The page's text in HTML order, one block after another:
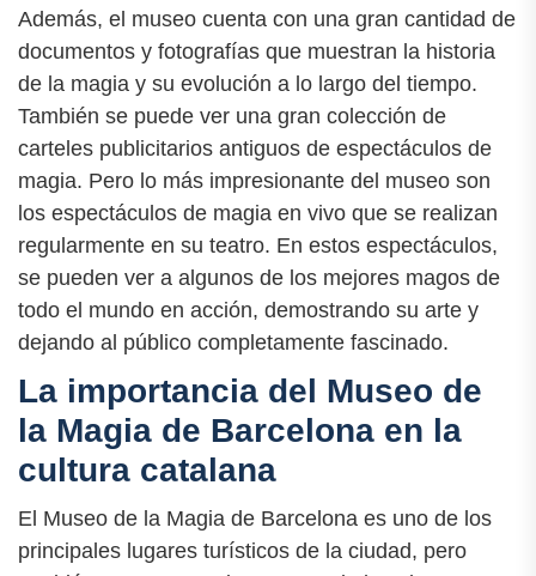
Además, el museo cuenta con una gran cantidad de
documentos y fotografías que muestran la historia
de la magia y su evolución a lo largo del tiempo.
También se puede ver una gran colección de
carteles publicitarios antiguos de espectáculos de
magia. Pero lo más impresionante del museo son
los espectáculos de magia en vivo que se realizan
regularmente en su teatro. En estos espectáculos,
se pueden ver a algunos de los mejores magos de
todo el mundo en acción, demostrando su arte y
dejando al público completamente fascinado.
La importancia del Museo de
la Magia de Barcelona en la
cultura catalana
El Museo de la Magia de Barcelona es uno de los
principales lugares turísticos de la ciudad, pero